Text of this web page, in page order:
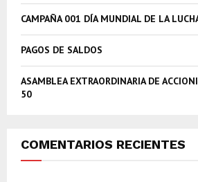
CAMPAÑA 001 DÍA MUNDIAL DE LA
PAGOS DE SALDOS
ASAMBLEA EXTRAORDINARIA DE
50
COMENTARIOS RECIENTES